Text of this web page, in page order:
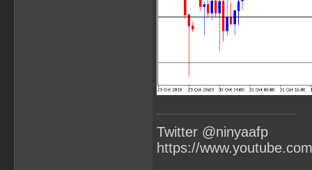
Twitter @ninyaafp
https://